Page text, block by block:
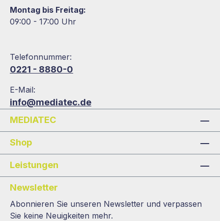
Montag bis Freitag:
09:00 - 17:00 Uhr
Telefonnummer:
0221 - 8880-0
E-Mail:
info@mediatec.de
MEDIATEC
Shop
Leistungen
Newsletter
Abonnieren Sie unseren Newsletter und verpassen
Sie keine Neuigkeiten mehr.